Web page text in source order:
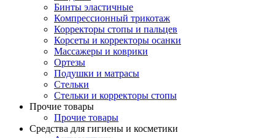
Бинты эластичные
Компрессионный трикотаж
Корректоры стопы и пальцев
Корсеты и корректоры осанки
Массажеры и коврики
Ортезы
Подушки и матрасы
Стельки
Стельки и корректоры стопы
Прочие товары
Прочие товары
Средства для гигиены и косметики